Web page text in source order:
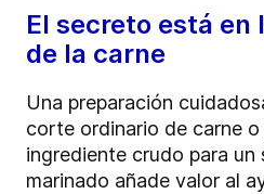
El secreto está en
de la carne
Una preparación
corte ordinario de carne o
ingrediente crudo para un
marinado añade valor al